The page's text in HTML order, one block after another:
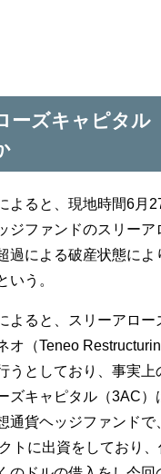
ーズキャピタル
よると、現地時間6月
ジファンドのスリーア
過による破産状態に
いう。
よると、スリーアロー
オ（Teneo
うとしており、事実上
ズキャピタル（3AC）
通貨ヘッジファンドで
トに出資をしており、